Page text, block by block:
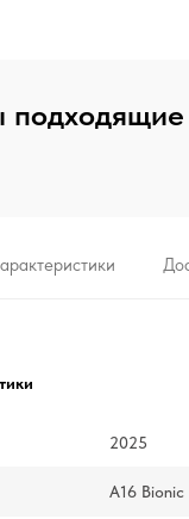
подходящие
2025
A16 Bionic